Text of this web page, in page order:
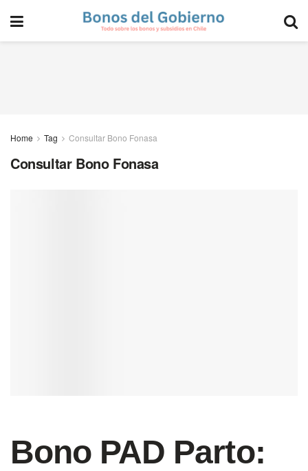
Home Tag Consultar Bono Fonasa
Consultar Bono Fonasa
Bono PAD Parto: